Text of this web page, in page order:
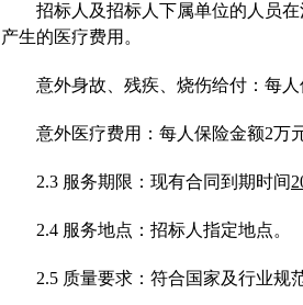
招标人及招标人下属单位的人员
产生的医疗费用。
意外身故、残疾、烧伤给付：每
意外医疗费用：每人保险金额2万
2.3 服务期限： 现有合同到期时间
2.4 服务地点：招标人指定地点。
2.5 质量要求 ：符合国家及行业规